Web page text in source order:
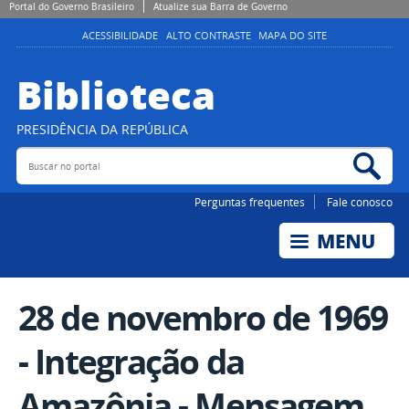
Portal do Governo Brasileiro Atualize sua Barra de Governo
ACESSIBILIDADE ALTO CONTRASTE MAPA DO SITE
Biblioteca
PRESIDÊNCIA DA REPÚBLICA
Buscar no portal
Perguntas frequentes Fale conosco
28 de novembro de 1969
- Integração da